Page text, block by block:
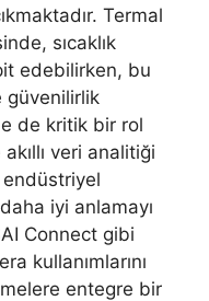
Termal
sıcaklık
edebilirken, bu
güvenilirlik
de kritik bir rol
veri analitiği
iyi anlamayı
Connect gibi
kullanımlarını
entegre bir